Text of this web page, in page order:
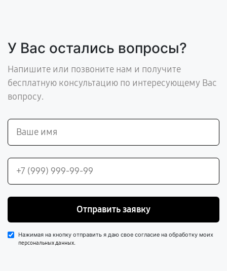
У Вас остались вопросы?
Напишите или позвоните нам и получите
бесплатную консультацию по интересующему Вас
вопросу.
Отправить заявку
Нажимая на кнопку отправить я даю свое согласие на обработку моих
персональных данных.